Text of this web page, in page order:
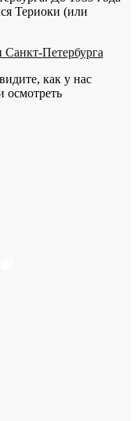
Териоки (или
как у нас
осмотреть